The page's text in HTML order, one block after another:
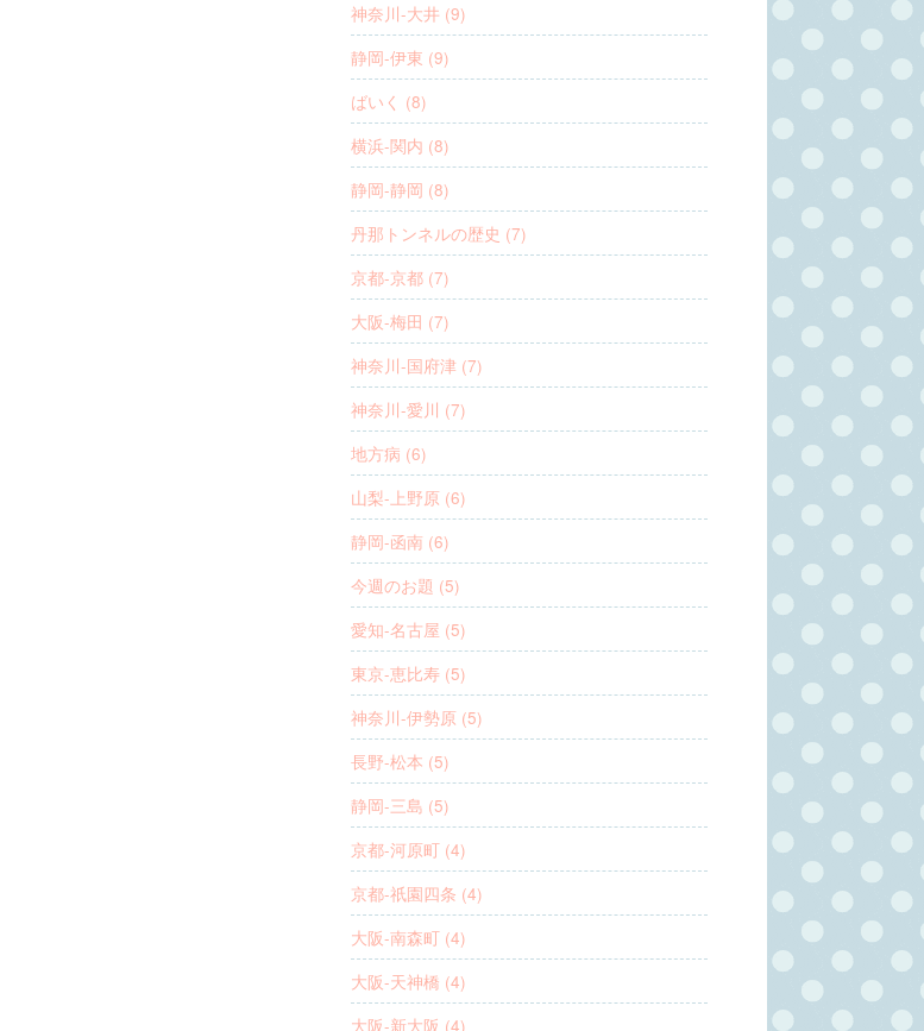
神奈川-大井 (9)
静岡-伊東 (9)
ばいく (8)
横浜-関内 (8)
静岡-静岡 (8)
丹那トンネルの歴史 (7)
京都-京都 (7)
大阪-梅田 (7)
神奈川-国府津 (7)
神奈川-愛川 (7)
地方病 (6)
山梨-上野原 (6)
静岡-函南 (6)
今週のお題 (5)
愛知-名古屋 (5)
東京-恵比寿 (5)
神奈川-伊勢原 (5)
長野-松本 (5)
静岡-三島 (5)
京都-河原町 (4)
京都-祇園四条 (4)
大阪-南森町 (4)
大阪-天神橋 (4)
大阪-新大阪 (4)